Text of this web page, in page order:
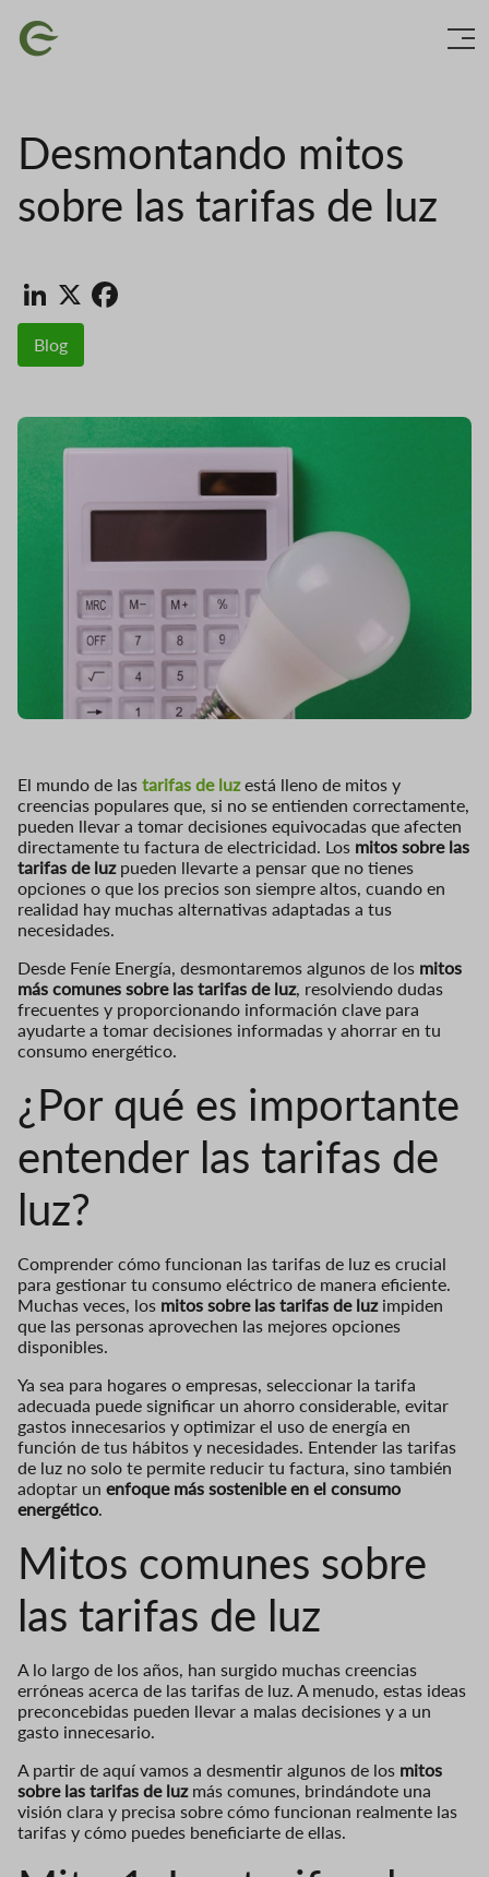
Imaxe
Desmontando mitos
sobre las tarifas de luz
LinkedIn
X
Blog
El mundo de las tarifas de luzestá lleno de mitos y
creencias populares que, si no se entienden correctamente,
pueden llevar a tomar decisiones equivocadas que afecten
directamente tu factura de electricidad. Los mitos sobre las
tarifas de luzpueden llevarte a pensar que no tienes
opciones o que los precios son siempre altos, cuando en
realidad hay muchas alternativas adaptadas a tus
necesidades.
Desde Feníe Energía, desmontaremos algunos de los mitos
más comunes sobre las tarifas de luz, resolviendo dudas
frecuentes y proporcionando información clave para
ayudarte a tomar decisiones informadas y ahorrar en tu
consumo energético.
¿Por qué es importante
entender las tarifas de
luz?
Comprender cómo funcionan las tarifas de luz es crucial
para gestionar tu consumo eléctrico de manera eficiente.
Muchas veces, los mitos sobre las tarifas de luzimpiden
que las personas aprovechen las mejores opciones
disponibles.
Ya sea para hogares o empresas, seleccionar la tarifa
adecuada puede significar un ahorro considerable, evitar
gastos innecesarios y optimizar el uso de energía en
función de tus hábitos y necesidades. Entender las tarifas
de luz no solo te permite reducir tu factura, sino también
adoptar un enfoque más sostenible en el consumo
energético.
Mitos comunes sobre
las tarifas de luz
A lo largo de los años, han surgido muchas creencias
erróneas acerca de las tarifas de luz. A menudo, estas ideas
preconcebidas pueden llevar a malas decisiones y a un
gasto innecesario.
A partir de aquí vamos a desmentir algunos de los mitos
sobre las tarifas de luzmás comunes, brindándote una
visión clara y precisa sobre cómo funcionan realmente las
tarifas y cómo puedes beneficiarte de ellas.